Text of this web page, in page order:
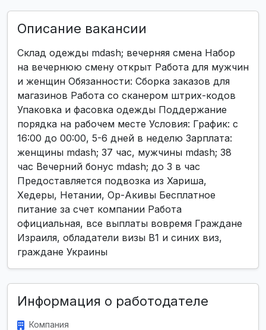
Описание вакансии
Склад одежды mdash; вечерняя смена Набор
на вечернюю смену открыт Работа для мужчин
и женщин Обязанности: Сборка заказов для
магазинов Работа со сканером штрих-кодов
Упаковка и фасовка одежды Поддержание
порядка на рабочем месте Условия: График: с
16:00 до 00:00, 5-6 дней в неделю Зарплата:
женщины mdash; 37 час, мужчины mdash; 38
час Вечерний бонус mdash; до 3 в час
Предоставляется подвозка из Хариша,
Хедеры, Нетании, Ор-Акивы Бесплатное
питание за счет компании Работа
официальная, все выплаты вовремя Граждане
Израиля, обладатели визы B1 и синих виз,
граждане Украины
Информация о работодателе
Компания